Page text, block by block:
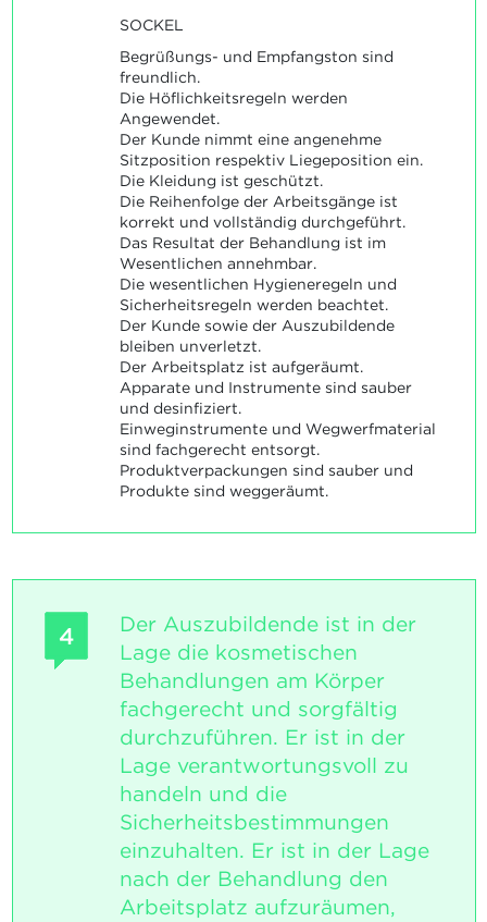
SOCKEL
Begrüßungs- und Empfangston sind
freundlich.
Die Höflichkeitsregeln werden
Angewendet.
Der Kunde nimmt eine angenehme
Sitzposition respektiv Liegeposition ein.
Die Kleidung ist geschützt.
Die Reihenfolge der Arbeitsgänge ist
korrekt und vollständig durchgeführt.
Das Resultat der Behandlung ist im
Wesentlichen annehmbar.
Die wesentlichen Hygieneregeln und
Sicherheitsregeln werden beachtet.
Der Kunde sowie der Auszubildende
bleiben unverletzt.
Der Arbeitsplatz ist aufgeräumt.
Apparate und Instrumente sind sauber
und desinfiziert.
Einweginstrumente und Wegwerfmaterial
sind fachgerecht entsorgt.
Produktverpackungen sind sauber und
Produkte sind weggeräumt.
4
Der Auszubildende ist in der
Lage die kosmetischen
Behandlungen am Körper
fachgerecht und sorgfältig
durchzuführen. Er ist in der
Lage verantwortungsvoll zu
handeln und die
Sicherheitsbestimmungen
einzuhalten. Er ist in der Lage
nach der Behandlung den
Arbeitsplatz aufzuräumen,